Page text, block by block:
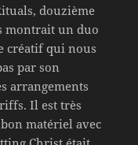
douzième
montrait un duo
créatif qui nous
par son
arrangements
Il est très
matériel avec